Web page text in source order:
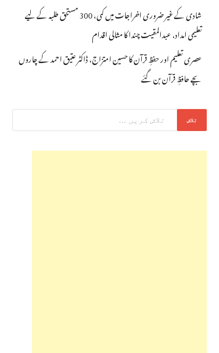
شادی کے غیر ضروری اخراجات میں کمی، 300 مستحق طلبہ کے لیے
تعلیمی امداد، عبدالمقیت چندا کا مثالی اقدام
عصری تعلیم اور حفظِ قرآن کا حسین امتزاج، ڈاکٹر عتیق احمد کے چاروں
بچے حافظِ قرآن بن گئے